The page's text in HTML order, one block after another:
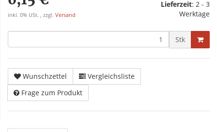
inkl. 0% USt. , zzgl. Versand
Lieferzeit: 2 - 3
Werktage
Stk
Wunschzettel
Vergleichsliste
Frage zum Produkt